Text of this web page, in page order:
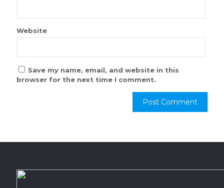
Website
Save my name, email, and website in this
browser for the next time I comment.